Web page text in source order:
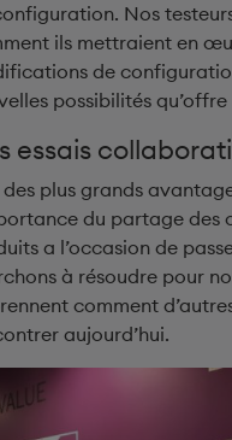
Nos
ils mettraient en
de
possibilités
essais
des plus grands
du partage des
a l’occasion de
à résoudre pour
comment
aujourd’hui.